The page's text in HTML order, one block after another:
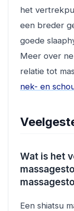
het
een breder
goede
Meer over
relatie tot
nek- en
Wat is het
Een shiatsu